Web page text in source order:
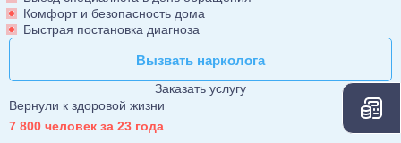
Детокс капельница
Вызов нарколога на дом
Детоксикация алкоголиков
Срочный вывод из запоя
Экстренное вытрезвление
Вытрезвление на дому
Кодирование наркозависимости
УБОД
Нарколог на дом
Консультация нарколога
Консультация токсиколога
Наркологическая помощь
Лечение алкоголизма
Лечение алкоголизма в стационаре
Лечение алкоголизма круглосуточно
Лечение пивного алкоголизма
Кодирование
Кодирование на дому
Двойной блок
Похмелье
Лечение похмелья
Психиатрия
Комфорт и безопасность дома
Быстрая постановка диагноза
Вызвать нарколога
Вызвать нарколога
Заказать услугу
Вернули к здоровой жизни
7 800 человек за 23 года